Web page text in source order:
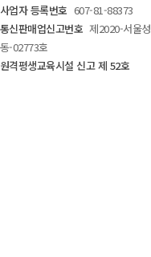
사업자 등록번호 607-81-88373
통신판매업신고번호 제2020-서울성
동-02773호
원격평생교육시설 신고 제 52호